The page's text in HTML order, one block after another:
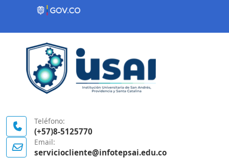
Contenido inicial
Teléfono:
(+57)8-5125770
Email:
serviciocliente@infotepsai.edu.co